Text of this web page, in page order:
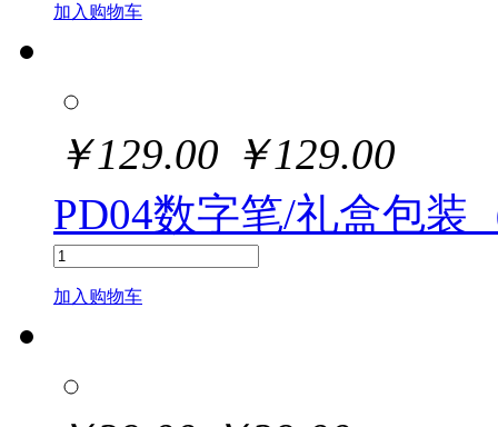
加入购物车
￥129.00 ￥129.00
PD04数字笔/礼盒包装
加入购物车